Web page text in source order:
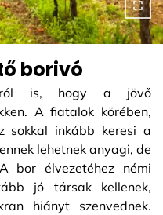
borivó
is, hogy a jövő
A fiatalok körében,
sokkal inkább keresi a
lehetnek anyagi, de
bor élvezetéhez némi
jó társak kellenek,
hiányt szenvednek.